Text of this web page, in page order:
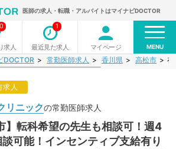
医師の求人・転職・アルバイトはマイナビDOCTOR
求人
0
最近見た求人
1
マイページ MENU
DOCTOR 常勤医師求人 香川県 高松市
求人
リニックの常勤医師求人
】転科希望の先生も相談可！週4
可能！インセンティブ支給有り